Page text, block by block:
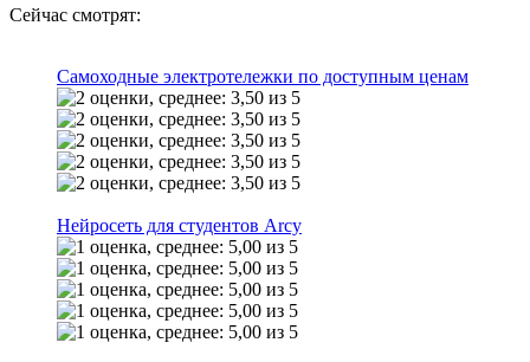
Сейчас смотрят:
Самоходные электротележки по доступным ценам
Нейросеть для студентов Arcy